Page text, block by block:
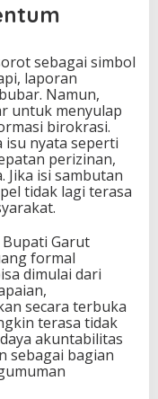
sebagai simbol
laporan
Namun,
untuk menyulap
birokrasi.
isu nyata seperti
perizinan,
Jika isi sambutan
tidak lagi terasa
Garut
formal
dimulai dari
secara terbuka
terasa tidak
akuntabilitas
sebagai bagian